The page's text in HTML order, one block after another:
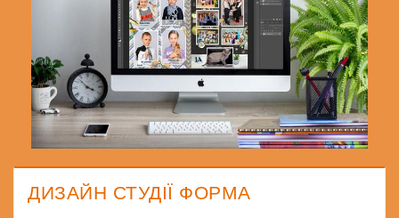
ДИЗАЙН СТУДІЇ ФОРМА